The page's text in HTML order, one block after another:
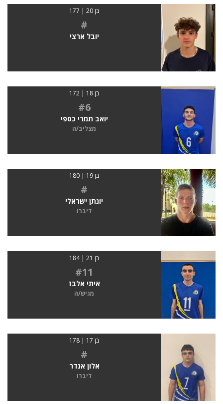
בן 20 | 177
#
יובל ארצי
בן 18 | 172
#6
יואב תמרי כספי
מצליב/ה
בן 19 | 180
#
יונתן ישראלי
ליברו
בן 21 | 184
#11
איתי אלבז
מגיש/ה
בן 17 | 178
#
אלון אנדר
ליברו